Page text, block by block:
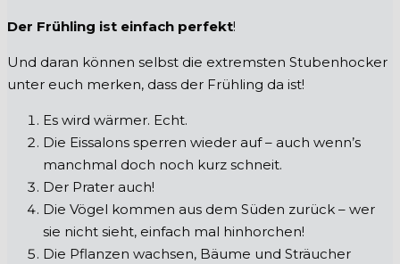
Der Frühling ist einfach perfekt!
Und daran können selbst die extremsten Stubenhocker
unter euch merken, dass der Frühling da ist!
Es wird wärmer. Echt.
Die Eissalons sperren wieder auf – auch wenn’s
manchmal doch noch kurz schneit.
Der Prater auch!
Die Vögel kommen aus dem Süden zurück – wer
sie nicht sieht, einfach mal hinhorchen!
Die Pflanzen wachsen, Bäume und Sträucher